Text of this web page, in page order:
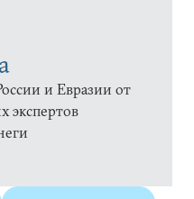
и Евразии от
экспертов